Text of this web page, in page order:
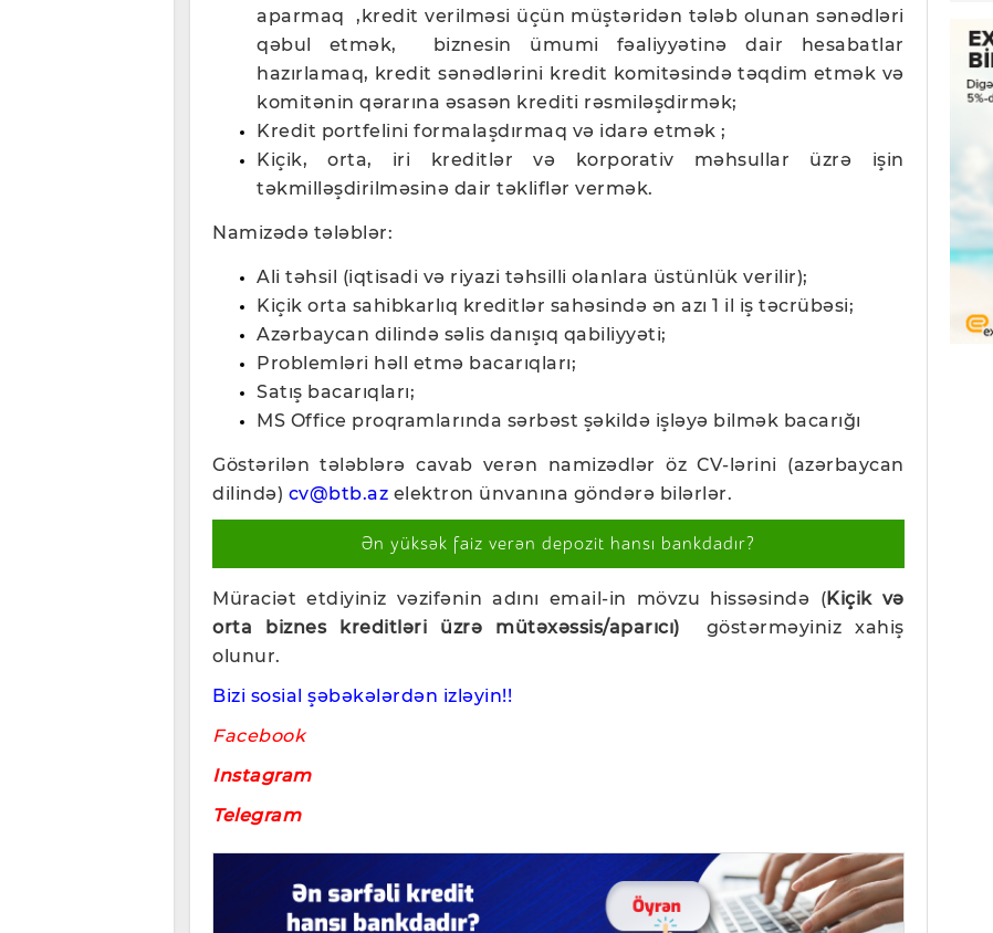
aparmaq ,kredit verilməsi üçün müştəridən tələb olunan sənədləri
qəbul etmək, biznesin ümumi fəaliyyətinə dair hesabatlar
hazırlamaq, kredit sənədlərini kredit komitəsində təqdim etmək və
komitənin qərarına əsasən krediti rəsmiləşdirmək;
Kredit portfelini formalaşdırmaq və idarə etmək ;
Kiçik, orta, iri kreditlər və korporativ məhsullar üzrə işin
təkmilləşdirilməsinə dair təkliflər vermək.
Namizədə tələblər:
Ali təhsil (iqtisadi və riyazi təhsilli olanlara üstünlük verilir);
Kiçik orta sahibkarlıq kreditlər sahəsində ən azı 1 il iş təcrübəsi;
Azərbaycan dilində səlis danışıq qabiliyyəti;
Problemləri həll etmə bacarıqları;
Satış bacarıqları;
MS Office proqramlarında sərbəst şəkildə işləyə bilmək bacarığı
Göstərilən tələblərə cavab verən namizədlər öz CV-lərini (azərbaycan
dilində) cv@btb.az elektron ünvanına göndərə bilərlər.
Ən yüksək faiz verən depozit hansı bankdadır?
Müraciət etdiyiniz vəzifənin adını email-in mövzu hissəsində ( Kiçik və
orta biznes kreditləri üzrə
mütəxəssis/aparıcı) göstərməyiniz xahiş
olunur.
Bizi sosial şəbəkələrdən izləyin!!
Facebook
Instagram
Telegram